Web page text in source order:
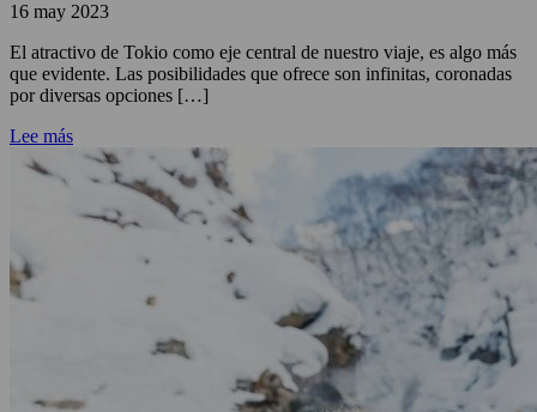
16 may 2023
El atractivo de Tokio como eje central de nuestro viaje, es algo más
que evidente. Las posibilidades que ofrece son infinitas, coronadas
por diversas opciones […]
Lee más